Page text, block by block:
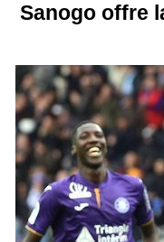
Sanogo offre